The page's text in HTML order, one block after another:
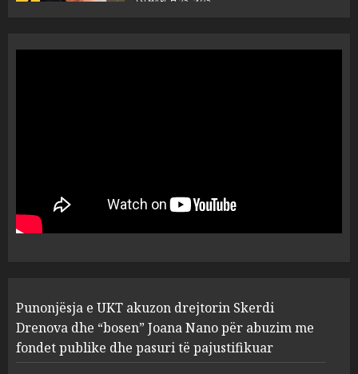
1
“bosen” Joana Nano për
abuzim me fondet publike dhe
pasuri të pajustifikuar
2
Apolonia- Gramshi, nis
procedim penal për Koço
Kokëdhimën (VIDEO)
MARCH 27, 2025
Punonjësja e UKT akuzon drejtorin Skerdi
Drenova dhe “bosen” Joana Nano për abuzim me
fondet publike dhe pasuri të pajustifikuar